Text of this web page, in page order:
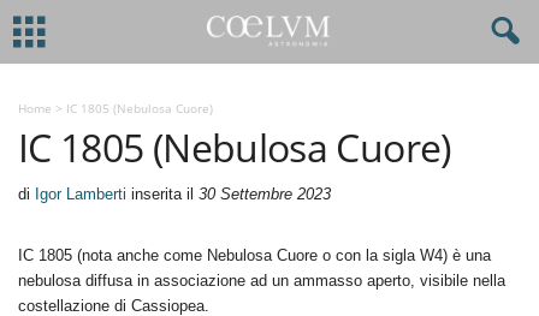
Home > IC 1805 (Nebulosa Cuore)
IC 1805 (Nebulosa Cuore)
di Igor Lamberti inserita il 30 Settembre 2023
IC 1805 (nota anche come Nebulosa Cuore o con la sigla W4) è una
nebulosa diffusa in associazione ad un ammasso aperto, visibile nella
costellazione di Cassiopea.